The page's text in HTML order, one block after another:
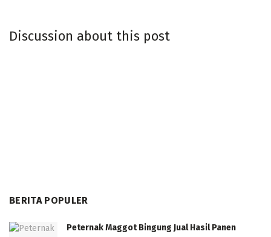
Discussion about this post
BERITA POPULER
Peternak Maggot Bingung Jual Hasil Panen